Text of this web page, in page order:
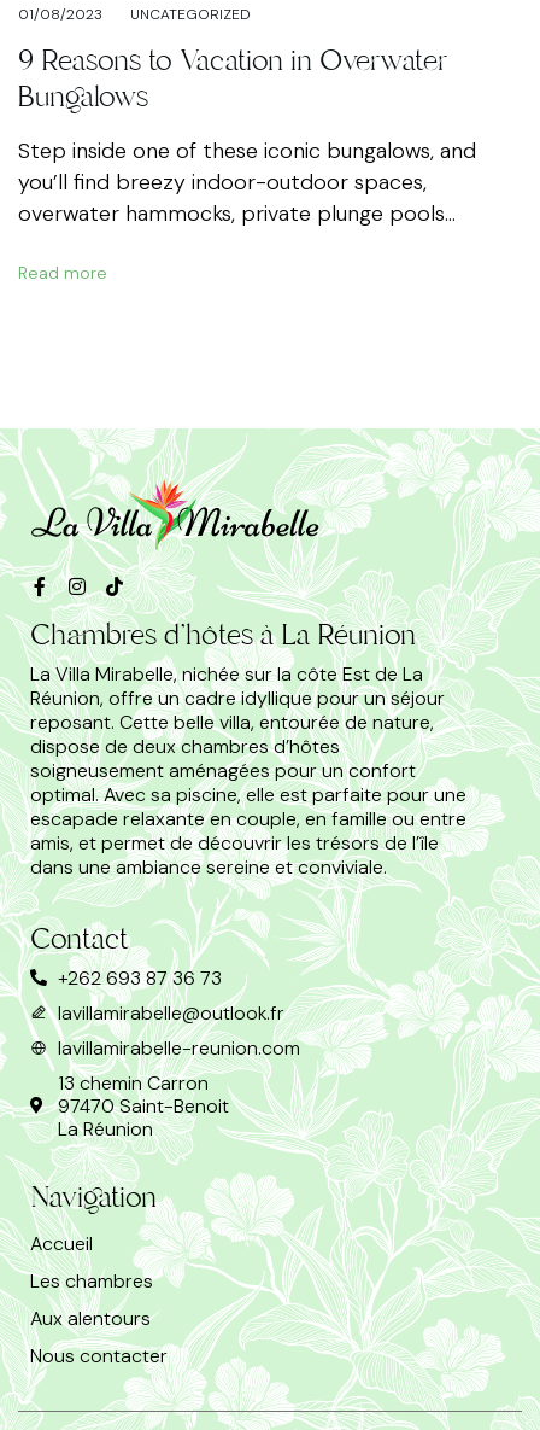
01/08/2023 UNCATEGORIZED
9 Reasons to Vacation in Overwater
Bungalows
Step inside one of these iconic bungalows, and
you’ll find breezy indoor-outdoor spaces,
overwater hammocks, private plunge pools...
Read more
Chambres d'hôtes à La Réunion
La Villa Mirabelle, nichée sur la côte Est de La
Réunion, offre un cadre idyllique pour un séjour
reposant. Cette belle villa, entourée de nature,
dispose de deux chambres d’hôtes
soigneusement aménagées pour un confort
optimal. Avec sa piscine, elle est parfaite pour une
escapade relaxante en couple, en famille ou entre
amis, et permet de découvrir les trésors de l’île
dans une ambiance sereine et conviviale.
Contact
+262 693 87 36 73
lavillamirabelle@outlook.fr
lavillamirabelle-reunion.com
13 chemin Carron
97470 Saint-Benoit
La Réunion
Navigation
Accueil
Les chambres
Aux alentours
Nous contacter